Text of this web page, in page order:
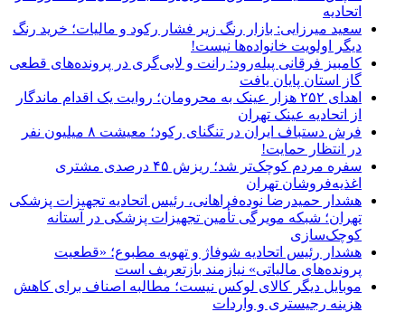
اتحادیه
سعید میرزایی: بازار رنگ زیر فشار رکود و مالیات؛ خرید رنگ
دیگر اولویت خانواده‌ها نیست!
کامبیز فرقانی پیله‌رود: رانت و لابی‌گری در پرونده‌های قطعی
گاز استان پایان یافت
اهدای ۲۵۲ هزار عینک به محرومان؛ روایت یک اقدام ماندگار
از اتحادیه عینک تهران
فرش دستباف ایران در تنگنای رکود؛ معیشت ۸ میلیون نفر
در انتظار حمایت!
سفره مردم کوچک‌تر شد؛ ریزش ۴۵ درصدی مشتری
اغذیه‌فروشان تهران
هشدار حمیدرضا نوده‌فراهانی، رئیس اتحادیه تجهیزات پزشکی
تهران؛ شبکه مویرگی تأمین تجهیزات پزشکی در آستانه
کوچک‌سازی
هشدار رئیس اتحادیه شوفاژ و تهویه مطبوع؛ «قطعیت
پرونده‌های مالیاتی» نیازمند بازتعریف است
موبایل دیگر کالای لوکس نیست؛ مطالبه اصناف برای کاهش
هزینه رجیستری و واردات